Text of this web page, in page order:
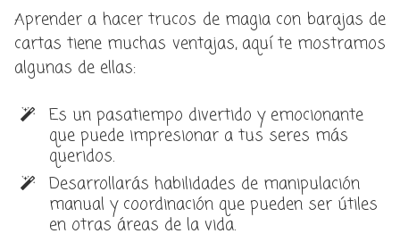
Aprender a hacer trucos de magia con barajas de
cartas tiene muchas ventajas, aquí te mostramos
algunas de ellas:
Es un pasatiempo divertido y emocionante
que puede impresionar a tus seres más
queridos.
Desarrollarás habilidades de manipulación
manual y coordinación que pueden ser útiles
en otras áreas de la vida.